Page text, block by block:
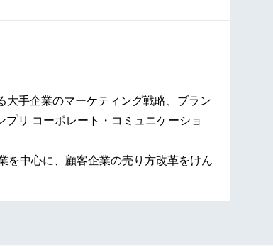
大手企業のマーケティング戦略、ブラン
リ コーポレート・コミュニケーショ
を中心に、顧客企業の売り方改革をけん